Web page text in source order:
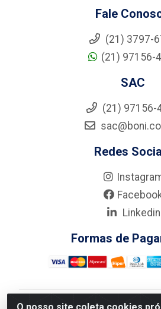
Fale
(21) 3797-
(21) 97156-
SAC
(21) 97156-
Redes
Linkedin
Formas de